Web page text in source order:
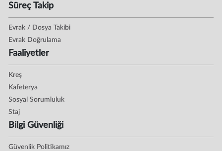
Süreç Takip
Evrak / Dosya Takibi
Evrak Doğrulama
Faaliyetler
Kreş
Kafeterya
Sosyal Sorumluluk
Staj
Bilgi Güvenliği
Güvenlik Politikamız